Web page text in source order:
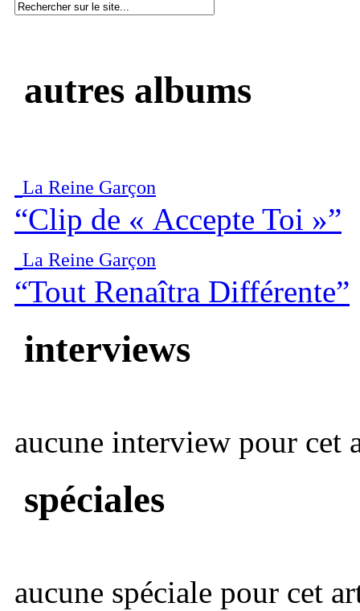
autres albums
La Reine Garçon
“Clip de « Accepte Toi »”
La Reine Garçon
“Tout Renaîtra Différente”
interviews
aucune interview pour cet
spéciales
aucune spéciale pour cet